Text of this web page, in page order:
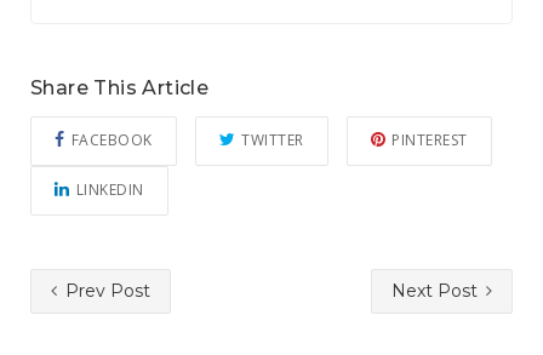
Share This Article
FACEBOOK TWITTER PINTEREST
LINKEDIN
Prev Post Next Post